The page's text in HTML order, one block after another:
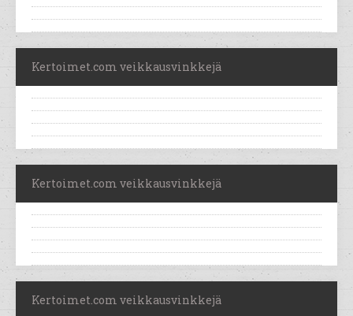
Kertoimet.com veikkausvinkkejä
Kertoimet.com veikkausvinkkejä
Kertoimet.com veikkausvinkkejä